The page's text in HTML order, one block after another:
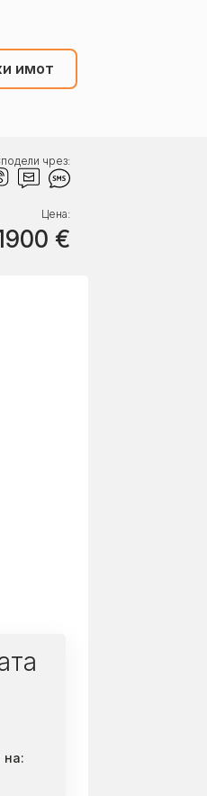
имот
чрез:
Цена:
€
на: